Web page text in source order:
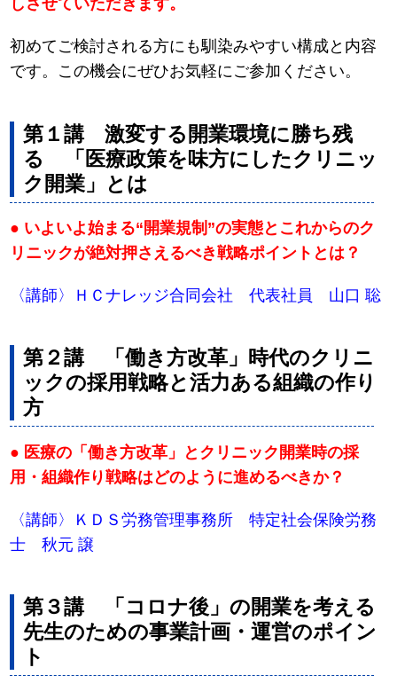
しさせていただきます。
初めてご検討される方にも馴染みやすい構成と内容
です。この機会にぜひお気軽にご参加ください。
第１講 激変する開業環境に勝ち残
る 「医療政策を味方にしたクリニッ
ク開業」とは
● いよいよ始まる“開業規制”の実態とこれからのク
リニックが絶対押さえるべき戦略ポイントとは？
〈講師〉ＨＣナレッジ合同会社 代表社員 山口 聡
第２講 「働き方改革」時代のクリニ
ックの採用戦略と活力ある組織の作り
方
● 医療の「働き方改革」とクリニック開業時の採
用・組織作り戦略はどのように進めるべきか？
〈講師〉ＫＤＳ労務管理事務所 特定社会保険労務
士 秋元 譲
第３講 「コロナ後」の開業を考える
先生のための事業計画・運営のポイン
ト